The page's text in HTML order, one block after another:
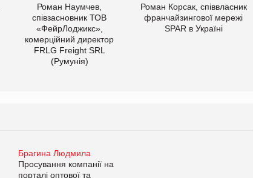
Роман Наумчев,
співзасновник ТОВ
«ФейрЛоджикс»,
комерційний директор
FRLG Freight SRL
(Румунія)
Роман Корсак, співвласник
франчайзингової мережі
SPAR в Україні
Брагина Людмила
Просування компанії на
порталі оптової та